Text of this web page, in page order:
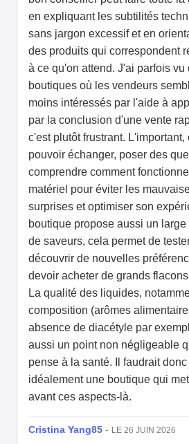
en expliquant les subtilités
sans jargon excessif et en
des produits qui correspondent
à ce qu'on attend. J'ai parfois vu
boutiques où les vendeurs
moins intéressés par l'aide à
par la conclusion d'une vente
c'est plutôt frustrant. L'important,
pouvoir échanger, poser des
comprendre comment
matériel pour éviter les
surprises et optimiser son
boutique propose aussi un large
de saveurs, cela permet de
découvrir de nouvelles
devoir acheter de grands
La qualité des liquides,
composition (arômes
absence de diacétyle par
aussi un point non négligeable
pense à la santé. Il faudrait donc
idéalement une boutique qui
avant ces aspects-là.
Cristina Yang85 - LE 26 JUIN 2026